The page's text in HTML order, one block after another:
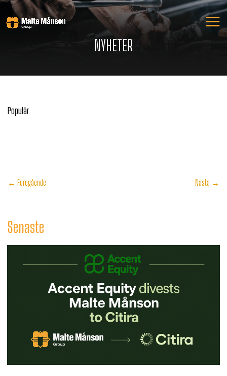
NYHETER
Populär
← Föregående Nästa →
Senaste